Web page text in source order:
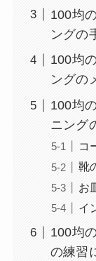
100均
ングの
100均
ングの
100均
ニング
コ
靴
お
イ
100均
の練習